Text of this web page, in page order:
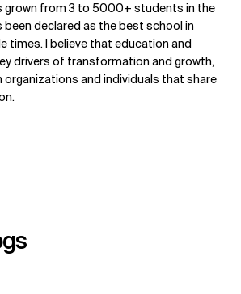
grown from 3 to 5000+ students in the
been declared as the best school in
times. I believe that education and
drivers of transformation and growth,
organizations and individuals that share